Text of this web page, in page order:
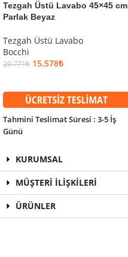
Tezgah Üstü Lavabo 45×45 cm
Parlak Beyaz
Tezgah Üstü Lavabo
Bocchi
20.771₺ 15.578₺
Tahmini Teslimat Süresi : 3-5 İş
Günü
KURUMSAL
MÜŞTERİ İLİŞKİLERİ
ÜRÜNLER